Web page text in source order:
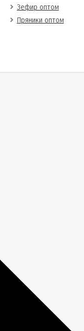
Зефир оптом
Пряники оптом